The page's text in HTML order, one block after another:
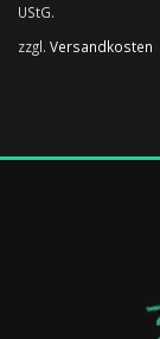
UStG.
zzgl. Versandkosten
mehrere